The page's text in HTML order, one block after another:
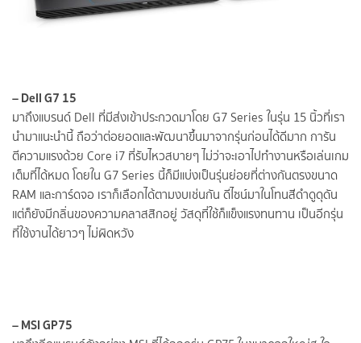
– Dell G7 15
มาถึงแบรนด์ Dell ที่มีส่งเข้าประกวดมาโดย G7 Series ในรุ่น 15 นิ้วที่เรา
นำมาแนะนำนี้ ถือว่าต่อยอดและพัฒนาขึ้นมาจากรุ่นก่อนได้ดีมาก การัน
ตีความแรงด้วย Core i7 ที่รับไหวสบายๆ ไม่ว่าจะเอาไปทำงานหรือเล่นเกม
เต็มที่ได้หมด โดยใน G7 Series นี้ก็มีแบ่งเป็นรุ่นย่อยที่ต่างกันตรงขนาด
RAM และการ์ดจอ เราก็เลือกได้ตามงบเช่นกัน ดีไซน์มาในโทนสีดำดูดุดัน
แต่ก็ยังมีกลิ่นของความคลาสสิกอยู่ วัสดุที่ใช้ก็แข็งแรงทนทาน เป็นอีกรุ่น
ที่ใช้งานได้ยาวๆ ไม่ผิดหวัง
– MSI GP75